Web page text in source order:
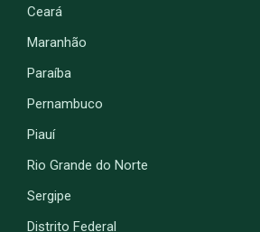
Ceará
Maranhão
Paraíba
Pernambuco
Piauí
Rio Grande do Norte
Sergipe
Distrito Federal